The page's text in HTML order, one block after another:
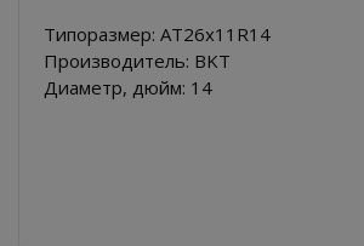
Типоразмер: AT26x11R14
Производитель: BKT
Диаметр, дюйм: 14